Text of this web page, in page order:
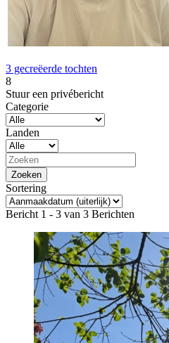
3 gecreëerde tochten
8
Stuur een privébericht
Categorie
Landen
Sortering
Bericht 1 - 3 van 3 Berichten